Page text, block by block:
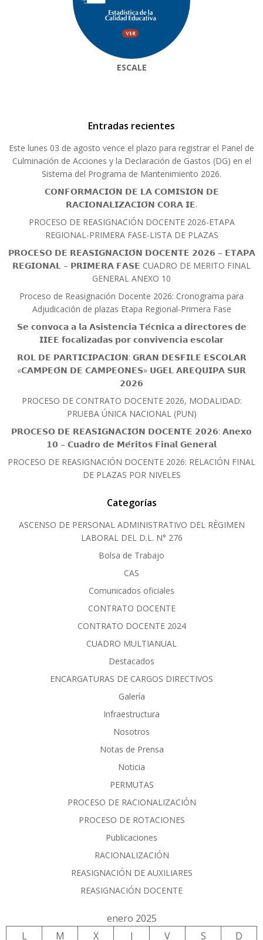
ESCALE
Entradas recientes
Este lunes 03 de agosto vence el plazo para registrar el Panel de
Culminación de Acciones y la Declaración de Gastos (DG) en el
Sistema del Programa de Mantenimiento 2026.
𝗖𝗢𝗡𝗙𝗢𝗥𝗠𝗔𝗖𝗜𝗢́𝗡 𝗗𝗘 𝗟𝗔 𝗖𝗢𝗠𝗜𝗦𝗜𝗢́𝗡 𝗗𝗘
𝗥𝗔𝗖𝗜𝗢𝗡𝗔𝗟𝗜𝗭𝗔𝗖𝗜𝗢́𝗡 𝗖𝗢𝗥𝗔 𝗜𝗘.
PROCESO DE REASIGNACIÓN DOCENTE 2026-ETAPA
REGIONAL-PRIMERA FASE-LISTA DE PLAZAS
𝗣𝗥𝗢𝗖𝗘𝗦𝗢 𝗗𝗘 𝗥𝗘𝗔𝗦𝗜𝗚𝗡𝗔𝗖𝗜𝗢́𝗡 𝗗𝗢𝗖𝗘𝗡𝗧𝗘 𝟮𝟬𝟮𝟲 – 𝗘𝗧𝗔𝗣𝗔
𝗥𝗘𝗚𝗜𝗢𝗡𝗔𝗟 – 𝗣𝗥𝗜𝗠𝗘𝗥𝗔 𝗙𝗔𝗦𝗘 CUADRO DE MERITO FINAL
GENERAL ANEXO 10
Proceso de Reasignación Docente 2026: Cronograma para
Adjudicación de plazas Etapa Regional-Primera Fase
𝗦𝗲 𝗰𝗼𝗻𝘃𝗼𝗰𝗮 𝗮 𝗹𝗮 𝗔𝘀𝗶𝘀𝘁𝗲𝗻𝗰𝗶𝗮 𝗧𝗲́𝗰𝗻𝗶𝗰𝗮 𝗮 𝗱𝗶𝗿𝗲𝗰𝘁𝗼𝗿𝗲𝘀 𝗱𝗲
𝗜𝗜𝗘𝗘 𝗳𝗼𝗰𝗮𝗹𝗶𝘇𝗮𝗱𝗮𝘀 𝗽𝗼𝗿 𝗰𝗼𝗻𝘃𝗶𝘃𝗲𝗻𝗰𝗶𝗮 𝗲𝘀𝗰𝗼𝗹𝗮𝗿
𝗥𝗢𝗟 𝗗𝗘 𝗣𝗔𝗥𝗧𝗜𝗖𝗜𝗣𝗔𝗖𝗜𝗢́𝗡: 𝗚𝗥𝗔𝗡 𝗗𝗘𝗦𝗙𝗜𝗟𝗘 𝗘𝗦𝗖𝗢𝗟𝗔𝗥
«𝗖𝗔𝗠𝗣𝗘𝗢́𝗡 𝗗𝗘 𝗖𝗔𝗠𝗣𝗘𝗢𝗡𝗘𝗦» 𝗨𝗚𝗘𝗟 𝗔𝗥𝗘𝗤𝗨𝗜𝗣𝗔 𝗦𝗨𝗥
𝟮𝟬𝟮𝟲
PROCESO DE CONTRATO DOCENTE 2026, MODALIDAD:
PRUEBA ÚNICA NACIONAL (PUN)
𝗣𝗥𝗢𝗖𝗘𝗦𝗢 𝗗𝗘 𝗥𝗘𝗔𝗦𝗜𝗚𝗡𝗔𝗖𝗜𝗢́𝗡 𝗗𝗢𝗖𝗘𝗡𝗧𝗘 𝟮𝟬𝟮𝟲: 𝗔𝗻𝗲𝘅𝗼
𝟭𝟬 – 𝗖𝘂𝗮𝗱𝗿𝗼 𝗱𝗲 𝗠𝗲́𝗿𝗶𝘁𝗼𝘀 𝗙𝗶𝗻𝗮𝗹 𝗚𝗲𝗻𝗲𝗿𝗮𝗹
PROCESO DE REASIGNACIÓN DOCENTE 2026: RELACIÓN FINAL
DE PLAZAS POR NIVELES
Categorías
ASCENSO DE PERSONAL ADMINISTRATIVO DEL RÈGIMEN
LABORAL DEL D.L. N° 276
Bolsa de Trabajo
CAS
Comunicados oficiales
CONTRATO DOCENTE
CONTRATO DOCENTE 2024
CUADRO MULTIANUAL
Destacados
ENCARGATURAS DE CARGOS DIRECTIVOS
Galería
Infraestructura
Nosotros
Notas de Prensa
Noticia
PERMUTAS
PROCESO DE RACIONALIZACIÓN
PROCESO DE ROTACIONES
Publicaciones
RACIONALIZACIÓN
REASIGNACIÓN DE AUXILIARES
REASIGNACIÓN DOCENTE
enero 2025
L
M X J V S D